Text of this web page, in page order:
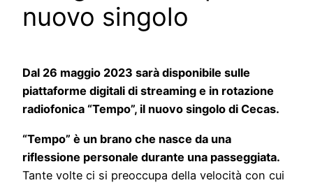
nuovo singolo
Dal 26 maggio 2023 sarà disponibile sulle
piattaforme digitali di streaming e in rotazione
radiofonica “Tempo”, il nuovo singolo di Cecas.
“Tempo” è un brano che nasce da una
riflessione personale durante una passeggiata.
Tante volte ci si preoccupa della velocità con cui